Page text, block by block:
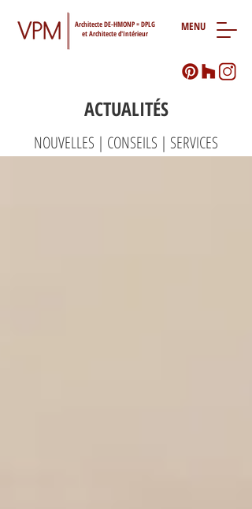
Architecte DE-HMONP = DPLG
et Architecte d'Intérieur
MENU
ACTUALITÉS
NOUVELLES | CONSEILS | SERVICES